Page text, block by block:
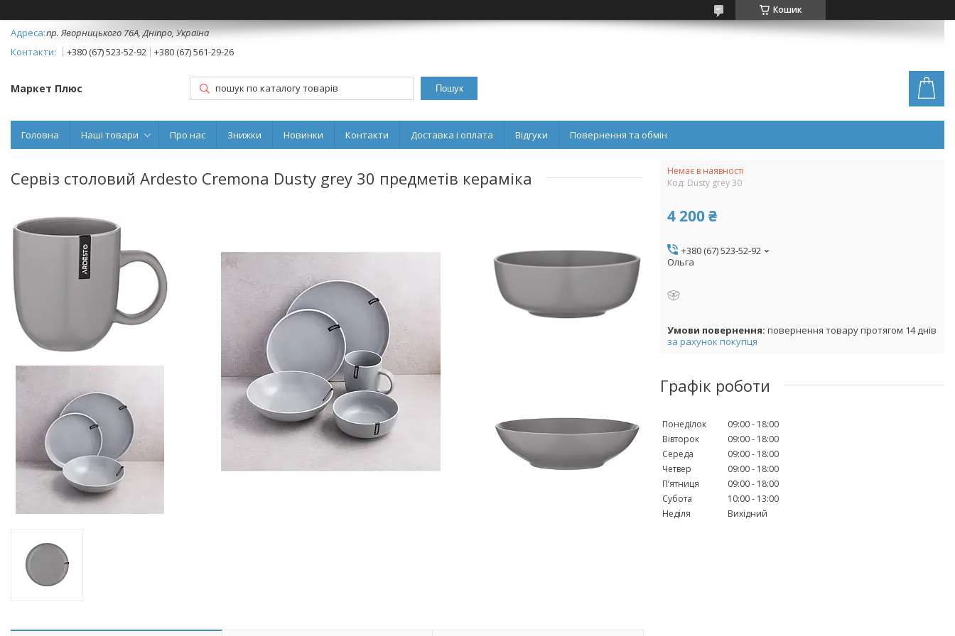
Кошик
пр. Яворницького 76А, Дніпро, Україна
+380 (67) 523-52-92
+380 (67) 561-29-26
Маркет Плюс Пошук
Головна Наші товари Про нас Знижки Новинки Контакти Доставка і оплата Відгуки Повернення та обмін
Сервіз столовий Ardesto Cremona Dusty grey 30 предметів кераміка
Немає в наявності
Код: Dusty grey 30
4 200 ₴
+380 (67) 523-52-92
Ольга
повернення товару протягом 14 днів
за рахунок покупця
Графік роботи
Понеділок 09:00
18:00
Вівторок
09:00
18:00
Середа
09:00
18:00
Четвер
09:00
18:00
Пʼятниця
09:00
18:00
Субота
10:00
13:00
Неділя
Вихідний